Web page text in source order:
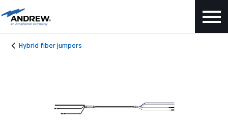
Hybrid fiber jumpers